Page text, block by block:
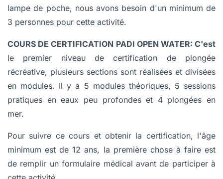
lampe de poche, nous avons besoin d'un minimum de
3 personnes pour cette activité.
COURS DE CERTIFICATION PADI OPEN WATER: C'est
le premier niveau de certification de plongée
récréative, plusieurs sections sont réalisées et divisées
en modules. Il y a 5 modules théoriques, 5 sessions
pratiques en eaux peu profondes et 4 plongées en
mer.
Pour suivre ce cours et obtenir la certification, l'âge
minimum est de 12 ans, la première chose à faire est
de remplir un formulaire médical avant de participer à